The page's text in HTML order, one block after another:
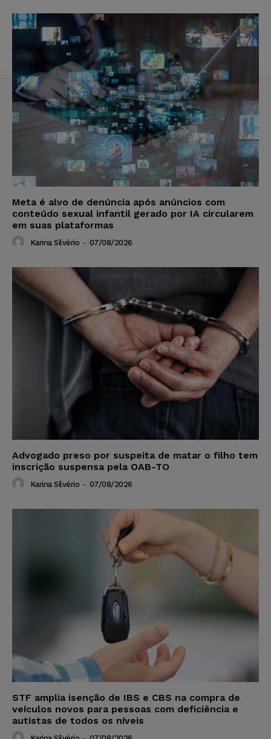
Meta é alvo de denúncia após anúncios com
conteúdo sexual infantil gerado por IA circularem
em suas plataformas
Karina Silvério - 07/08/2026
Advogado preso por suspeita de matar o filho tem
inscrição suspensa pela OAB-TO
Karina Silvério - 07/08/2026
STF amplia isenção de IBS e CBS na compra de
veículos novos para pessoas com deficiência e
autistas de todos os níveis